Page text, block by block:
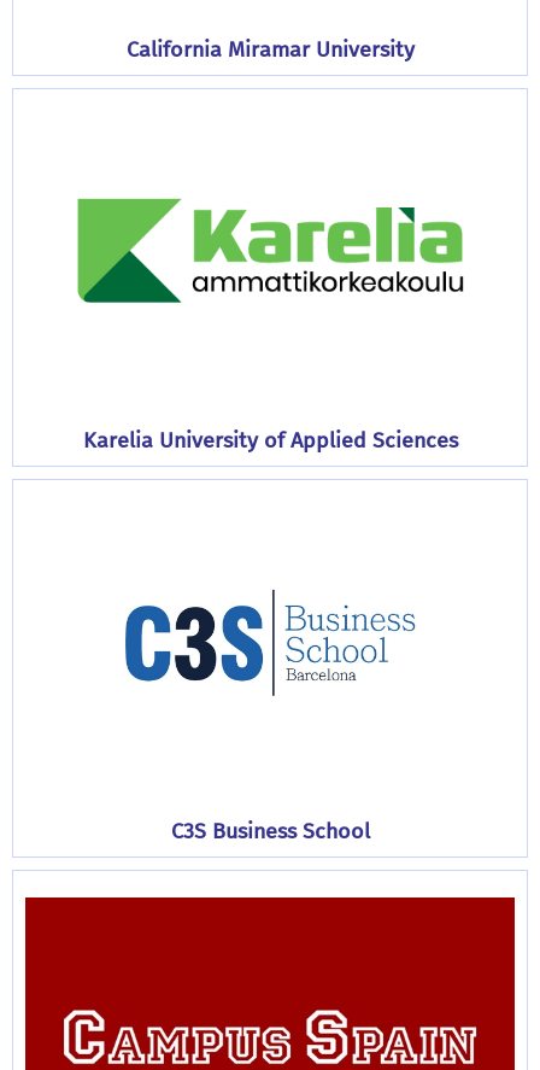
California Miramar University
Karelia University of Applied Sciences
C3S Business School